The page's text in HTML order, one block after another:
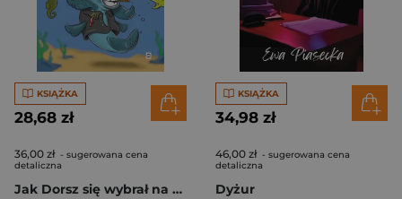
KSIĄŻKA
28,68 zł
36,00 zł - sugerowana cena
detaliczna
Jak Dorsz się wybrał na Święto Morza i inne bajki wierszem
KSIĄŻKA
34,98 zł
46,00 zł - sugerowana cena
detaliczna
Dyżur